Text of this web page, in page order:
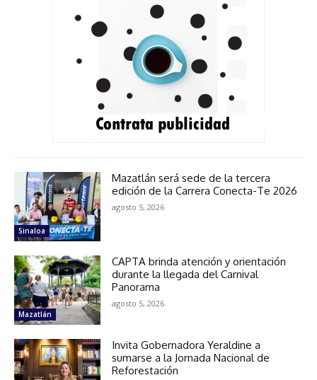
Sinaloa
Mazatlán será sede de la tercera
edición de la Carrera Conecta-Te 2026
agosto 5, 2026
Mazatlán
CAPTA brinda atención y orientación
durante la llegada del Carnival
Panorama
agosto 5, 2026
Invita Gobernadora Yeraldine a
sumarse a la Jornada Nacional de
Reforestación